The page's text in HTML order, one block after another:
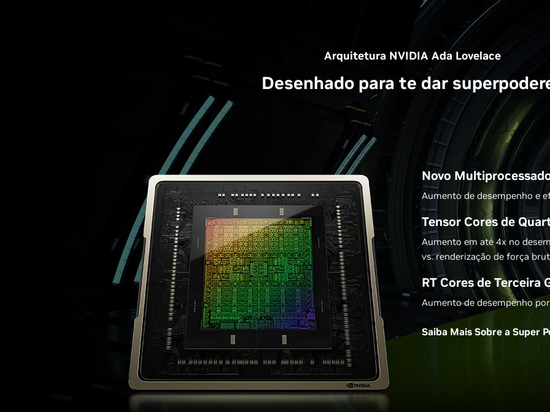
Arquitetura NVIDIA Ada Lovelace
Desenhado para te dar
Novo
Aumento de desempenho e
Tensor Cores de
Aumento em até 4x no
vs. renderização de força
RT Cores de Terceira
Aumento de desempenho
Saiba Mais Sobre a Super